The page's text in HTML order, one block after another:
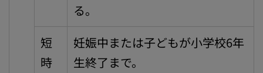
る。
短
時
妊娠中または子どもが小学校6年
生終了まで。